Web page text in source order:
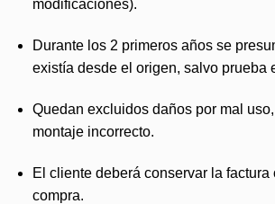
modificaciones).
Durante los 2 primeros años se
existía desde el origen, salvo prueba
Quedan excluidos daños por mal
montaje incorrecto.
El cliente deberá conservar la factura
compra.